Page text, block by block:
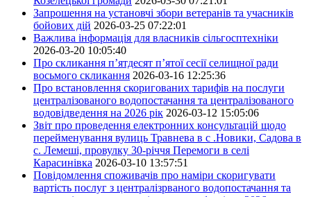
Запрошення на установчі збори ветеранів та учасників
бойових дій 2026-03-25 07:22:01
Важлива інформація для власників сільгосптехніки
2026-03-20 10:05:40
Про скликання п’ятдесят п’ятої сесії селищної ради
восьмого скликання 2026-03-16 12:25:36
Про встановлення скоригованих тарифів на послуги
централізованого водопостачання та централізованого
водовідведення на 2026 рік 2026-03-12 15:05:06
Звіт про проведення електронних консультацій щодо
перейменування вулиць Травнева в с .Новики, Садова в
с. Лемеші, провулку 30-річчя Перемоги в селі
Карасинівка 2026-03-10 13:57:51
Повідомлення споживачів про наміри скоригувати
вартість послуг з централізрваного водопостачання та